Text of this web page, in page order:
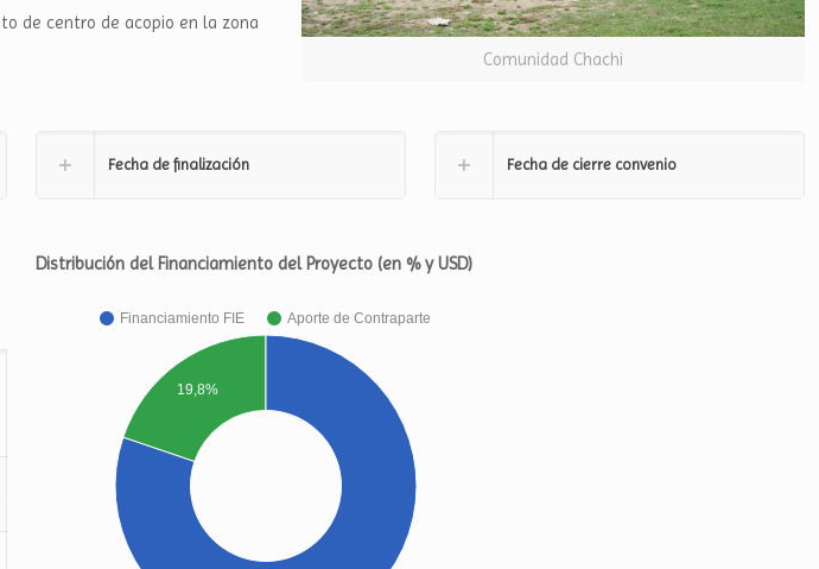
de centro de acopio en la zona
Comunidad Chachi
Fecha de finalización Fecha de cierre convenio
Distribución del Financiamiento del Proyecto (en % y USD)
Financiamiento FIE Aporte de Contraparte
19,8%